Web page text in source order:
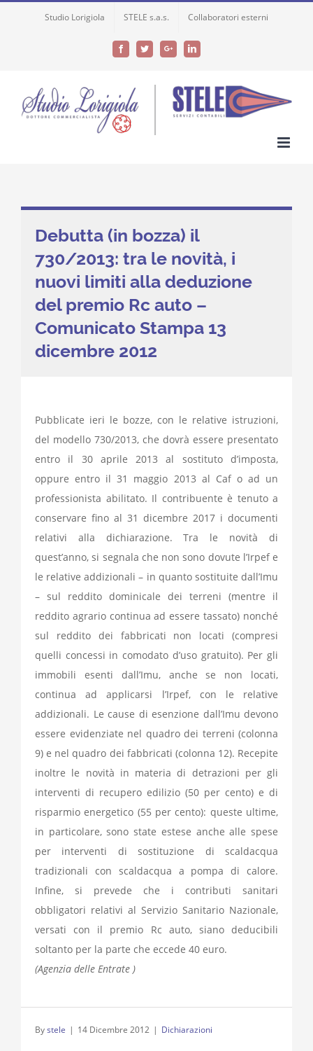
Studio Lorigiola STELE s.a.s. Collaboratori esterni
FacebookTwitterGoogle+LinkedIn
Debutta (in bozza) il
730/2013: tra le novità, i
nuovi limiti alla deduzione
del premio Rc auto –
Comunicato Stampa 13
dicembre 2012
Pubblicate ieri le bozze, con le relative istruzioni,
del modello 730/2013, che dovrà essere presentato
entro il 30 aprile 2013 al sostituto d’imposta,
oppure entro il 31 maggio 2013 al Caf o ad un
professionista abilitato. Il contribuente è tenuto a
conservare fino al 31 dicembre 2017 i documenti
relativi alla dichiarazione. Tra le novità di
quest’anno, si segnala che non sono dovute l’Irpef e
le relative addizionali – in quanto sostituite dall’Imu
– sul reddito dominicale dei terreni (mentre il
reddito agrario continua ad essere tassato) nonché
sul reddito dei fabbricati non locati (compresi
quelli concessi in comodato d’uso gratuito). Per gli
immobili esenti dall’Imu, anche se non locati,
continua ad applicarsi l’Irpef, con le relative
addizionali. Le cause di esenzione dall’Imu devono
essere evidenziate nel quadro dei terreni (colonna
9) e nel quadro dei fabbricati (colonna 12). Recepite
inoltre le novità in materia di detrazioni per gli
interventi di recupero edilizio (50 per cento) e di
risparmio energetico (55 per cento): queste ultime,
in particolare, sono state estese anche alle spese
per interventi di sostituzione di scaldacqua
tradizionali con scaldacqua a pompa di calore.
Infine, si prevede che i contributi sanitari
obbligatori relativi al Servizio Sanitario Nazionale,
versati con il premio Rc auto, siano deducibili
soltanto per la parte che eccede 40 euro.
(Agenzia delle Entrate )
Bystele | 14 Dicembre 2012 | Dichiarazioni